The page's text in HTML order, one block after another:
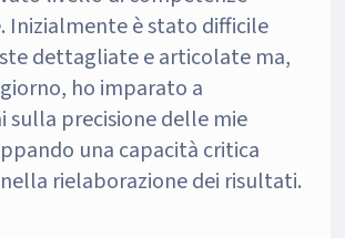
Inizialmente è stato difficile
dettagliate e articolate ma,
ho imparato a
sulla precisione delle mie
una capacità critica
nella rielaborazione dei risultati.